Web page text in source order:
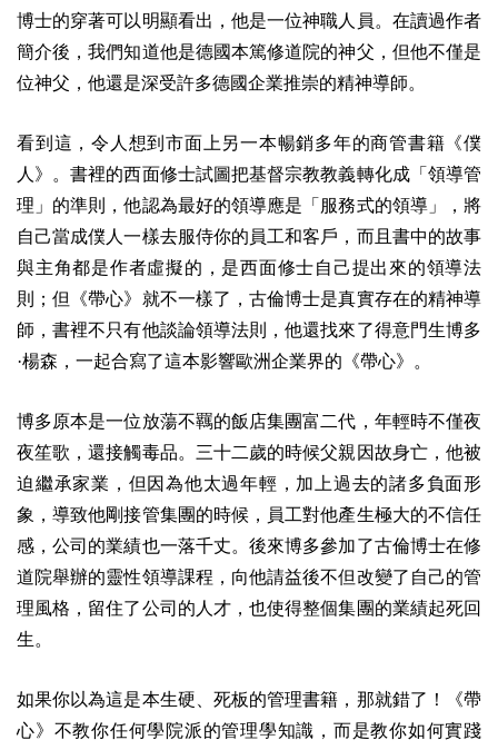
博士的穿著可以明顯看出，他是一位神職人員。在讀過作者
簡介後，我們知道他是德國本篤修道院的神父，但他不僅是
位神父，他還是深受許多德國企業推崇的精神導師。
看到這，令人想到市面上另一本暢銷多年的商管書籍《僕
人》。書裡的西面修士試圖把基督宗教教義轉化成「領導管
理」的準則，他認為最好的領導應是「服務式的領導」，將
自己當成僕人一樣去服侍你的員工和客戶，而且書中的故事
與主角都是作者虛擬的，是西面修士自己提出來的領導法
則；但《帶心》就不一樣了，古倫博士是真實存在的精神導
師，書裡不只有他談論領導法則，他還找來了得意門生博多
·楊森，一起合寫了這本影響歐洲企業界的《帶心》。
博多原本是一位放蕩不羈的飯店集團富二代，年輕時不僅夜
夜笙歌，還接觸毒品。三十二歲的時候父親因故身亡，他被
迫繼承家業，但因為他太過年輕，加上過去的諸多負面形
象，導致他剛接管集團的時候，員工對他產生極大的不信任
感，公司的業績也一落千丈。後來博多參加了古倫博士在修
道院舉辦的靈性領導課程，向他請益後不但改變了自己的管
理風格，留住了公司的人才，也使得整個集團的業績起死回
生。
如果你以為這是本生硬、死板的管理書籍，那就錯了！《帶
心》不教你任何學院派的管理學知識，而是教你如何實踐